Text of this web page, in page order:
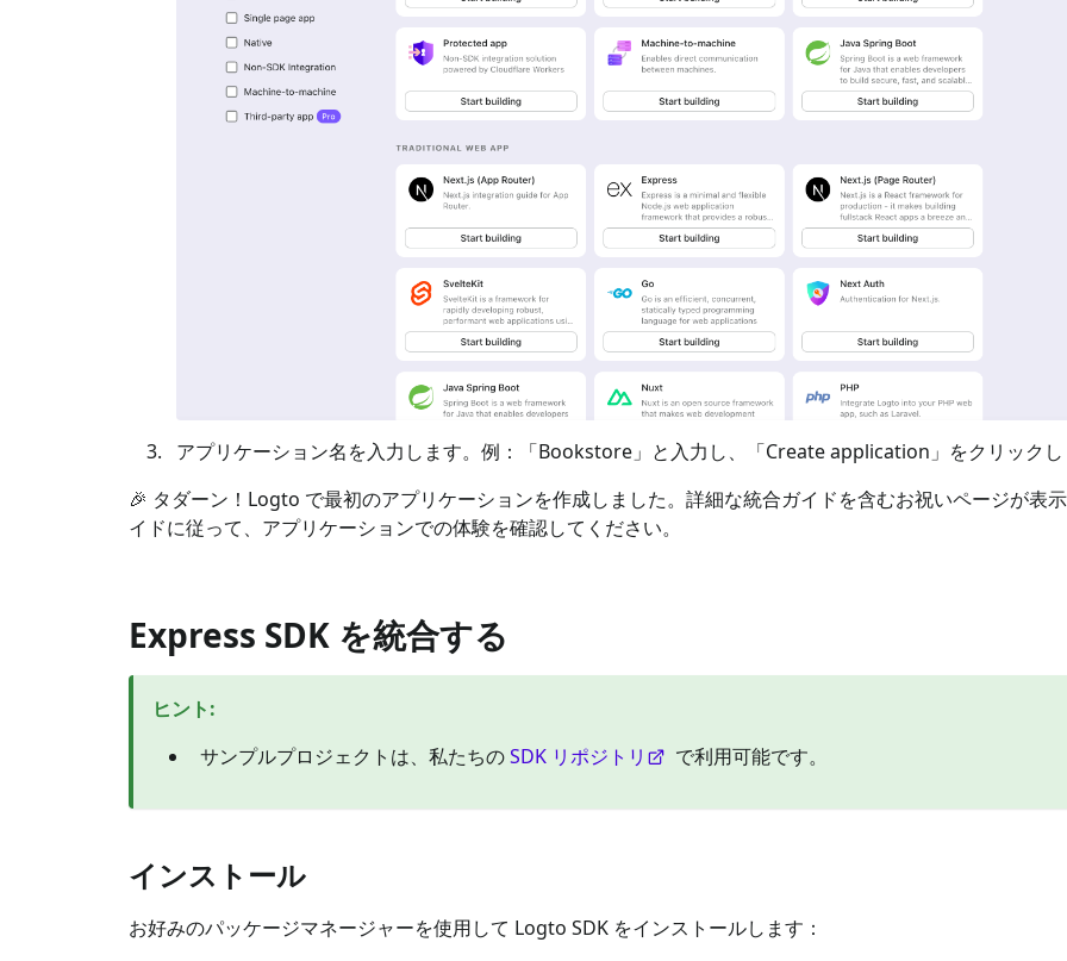
アプリケーション名を入力します。例：「Bookstore」と入力し、「Create application」をクリック
🎉 タダーン！Logto で最初のアプリケーションを作成しました。詳細な統合ガイドを含むお祝いページが表
イドに従って、アプリケーションでの体験を確認してください。
Express SDK を統合する
ヒント:
サンプルプロジェクトは、私たちのSDK リポジトリ で利用可能です。
インストール
お好みのパッケージマネージャーを使用して Logto SDK をインストールします：